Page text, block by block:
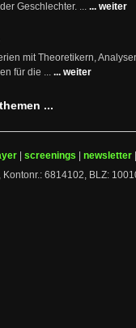
Geschlechter. ... ... weiter
mit Theoretikern,
für die ... ... weiter
...
screenings newsletter
6814102, BLZ: